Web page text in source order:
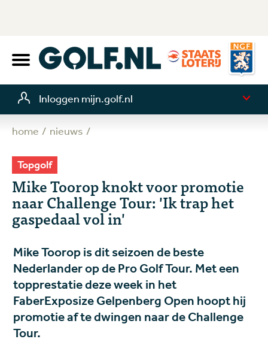
Inloggen mijn.golf.nl
home nieuws
Topgolf
Mike Toorop knokt voor promotie
naar Challenge Tour: 'Ik trap het
gaspedaal vol in'
Mike Toorop is dit seizoen de beste
Nederlander op de Pro Golf Tour. Met een
topprestatie deze week in het
FaberExposize Gelpenberg Open hoopt hij
promotie af te dwingen naar de Challenge
Tour.